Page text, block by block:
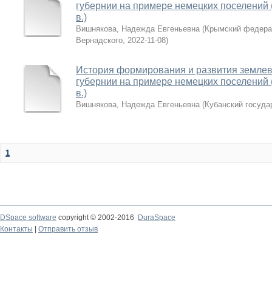
губернии на примере немецких
в.)
Вишнякова, Надежда Евгеньевна (Крымский
Вернадского, 2022-11-08)
История формирования и развития
губернии на примере немецких
в.)
Вишнякова, Надежда Евгеньевна (Кубанский
1
DSpace software copyright © 2002-2016
DuraSpace
Контакты
Отправить отзыв